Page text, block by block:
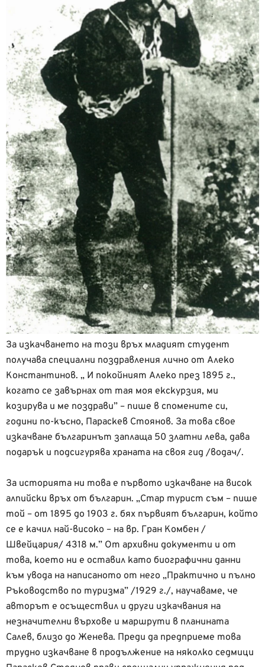
За изкачването на този връх младият студент
получава специални поздравления лично от Алеко
Константинов. „ И покойният Алеко през 1895 г.,
когато се завърнах от тая моя екскурзия, ми
козирува и ме поздрави” – пише в спомените си,
години по-късно, Параскев Стоянов. За това свое
изкачване българинът заплаща 50 златни лева, дава
подарък и подсигурява храната на своя гид /водач/.
За историята ни това е първото изкачване на висок
алпийски връх от българин. „Стар турист съм – пише
той – от 1895 до 1903 г. бях първият българин, който
се е качил най-високо – на вр. Гран Комбен /
Швейцария/ 4318 м.” От архивни документи и от
това, което ни е оставил като биографични данни
към увода на написаното от него „Практично и пълно
Ръководство по туризма” /1929 г./, научаваме, че
авторът е осъществил и други изкачвания на
незначителни върхове и маршрути в планината
Салев, близо до Женева. Преди да предприеме това
трудно изкачване в продължение на няколко седмици